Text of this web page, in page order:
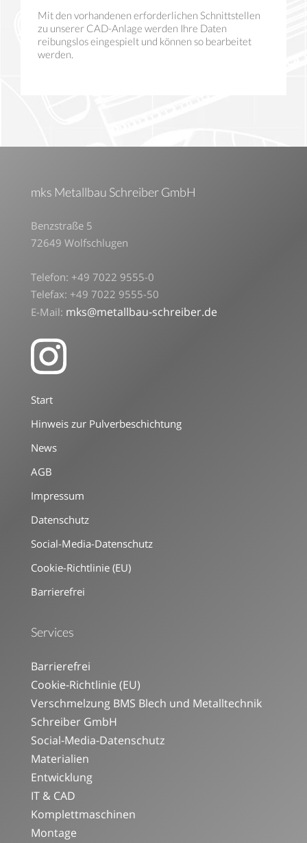
Mit den vorhandenen erforderlichen Schnittstellen
zu unserer CAD-Anlage werden Ihre Daten
reibungslos eingespielt und können so bearbeitet
werden.
mks Metallbau Schreiber GmbH
Benzstraße 5
72649 Wolfschlugen
Telefon: +49 7022 9555-0
Telefax: +49 7022 9555-50
E-Mail: mks@metallbau-schreiber.de
Start
Hinweis zur Pulverbeschichtung
News
AGB
Impressum
Datenschutz
Social-Media-Datenschutz
Cookie-Richtlinie (EU)
Barrierefrei
Services
Barrierefrei
Cookie-Richtlinie (EU)
Verschmelzung BMS Blech und Metalltechnik
Schreiber GmbH
Social-Media-Datenschutz
Materialien
Entwicklung
IT & CAD
Komplettmaschinen
Montage